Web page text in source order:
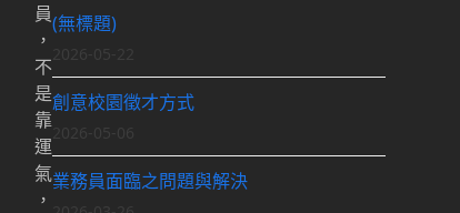
(無標題)
創意校園徵才方式
2026-05-06
業務員面臨之問題與解決
員
，
不
是
靠
運
氣
，